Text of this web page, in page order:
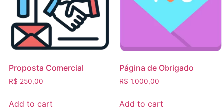
Proposta Comercial
R$ 250,00
Add to cart
Página de Obrigado
R$ 1.000,00
Add to cart